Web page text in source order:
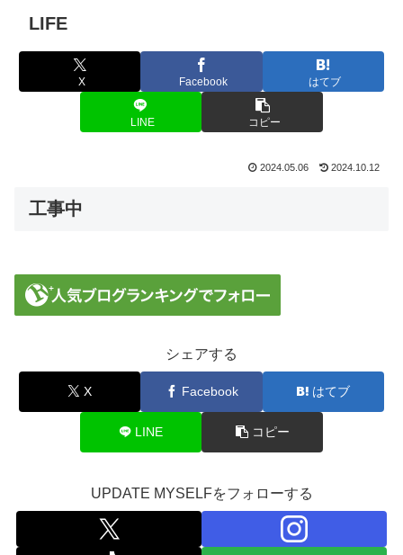
LIFE
X Facebook はてブ
LINE コピー
2024.05.06 2024.10.12
工事中
シェアする
X Facebook はてブ
LINE コピー
UPDATE MYSELFをフォローする